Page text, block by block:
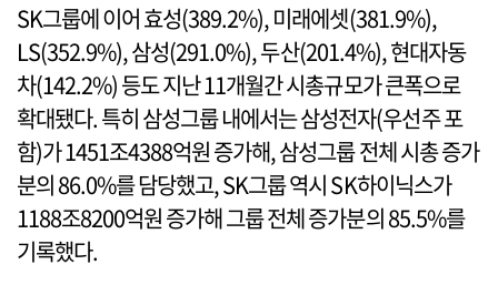
SK그룹에 이어 효성(389.2%), 미래에셋(381.9%),
LS(352.9%), 삼성(291.0%), 두산(201.4%), 현대자동
차(142.2%) 등도 지난 11개월간 시총규모가 큰폭으로
확대됐다. 특히 삼성그룹 내에서는 삼성전자(우선주 포
함)가 1451조4388억원 증가해, 삼성그룹 전체 시총 증가
분의 86.0%를 담당했고, SK그룹 역시 SK하이닉스가
1188조8200억원 증가해 그룹 전체 증가분의 85.5%를
기록했다.